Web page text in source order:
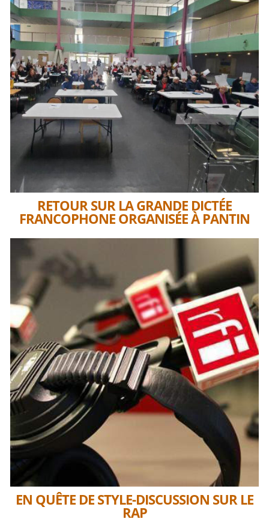
RETOUR SUR LA GRANDE DICTÉE
FRANCOPHONE ORGANISÉE À PANTIN
EN QUÊTE DE STYLE-DISCUSSION SUR LE
RAP